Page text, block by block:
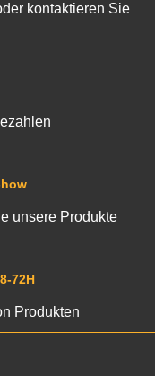
72H
Produkten
unsere Produkte
kontaktieren Sie